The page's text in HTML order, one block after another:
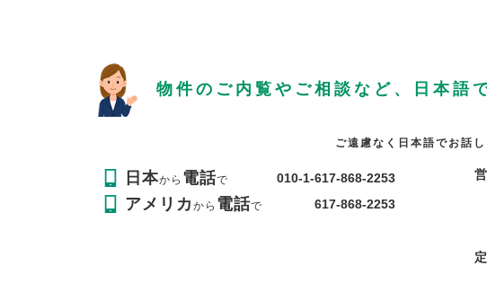
物件のご内覧やご相談など、日本語
ご遠慮なく日本語でお話し
日本から 電話で 010-1-617-868-2253
アメリカから 電話で 617-868-2253